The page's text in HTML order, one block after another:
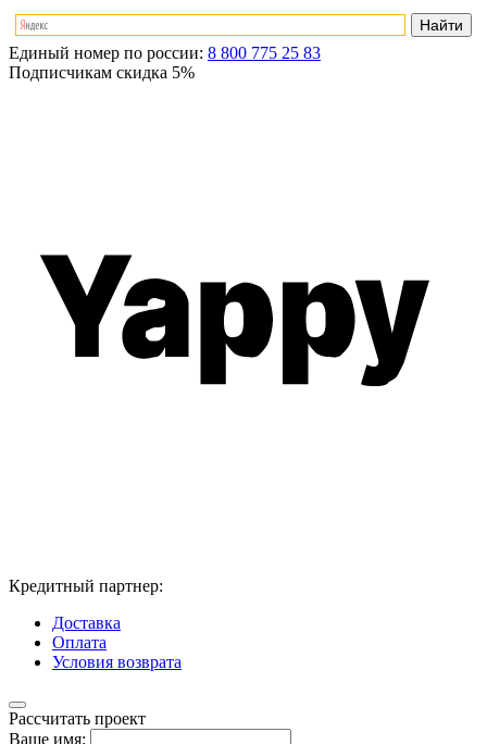
Единый номер по россии: 8 800 775 25 83
Подписчикам скидка 5%
Кредитный партнер:
Доставка
Оплата
Условия возврата
Рассчитать проект
Ваше имя: